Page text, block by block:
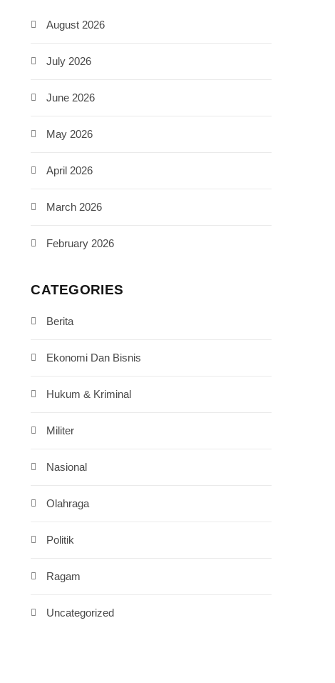
August 2026
July 2026
June 2026
May 2026
April 2026
March 2026
February 2026
CATEGORIES
Berita
Ekonomi Dan Bisnis
Hukum & Kriminal
Militer
Nasional
Olahraga
Politik
Ragam
Uncategorized